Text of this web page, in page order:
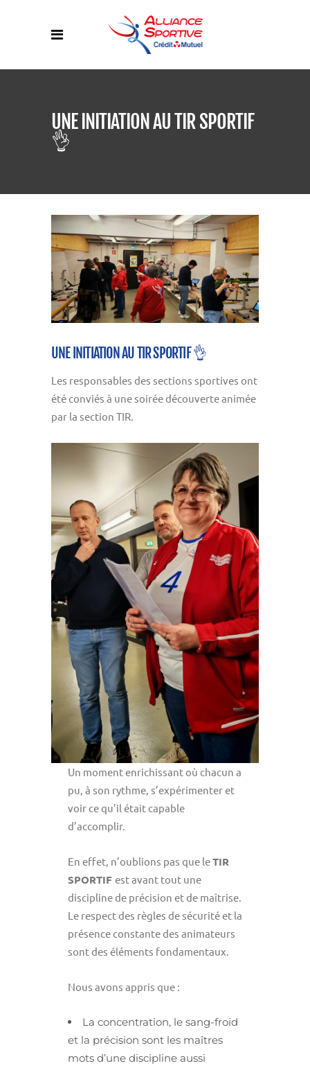
UNE INITIATION AU TIR SPORTIF
👌
UNE INITIATION AU TIR SPORTIF 👌
Les responsables des sections sportives ont
été conviés à une soirée découverte animée
par la section TIR.
Un moment enrichissant où chacun a
pu, à son rythme, s’expérimenter et
voir ce qu’il était capable
d’accomplir.
En effet, n’oublions pas que leTIR
SPORTIF est avant tout une
discipline de précision et de maîtrise.
Le respect des règles de sécurité et la
présence constante des animateurs
sont des éléments fondamentaux.
Nous avons appris que :
La concentration, le sang-froid
et la précision sont les maîtres
mots d’une discipline aussi